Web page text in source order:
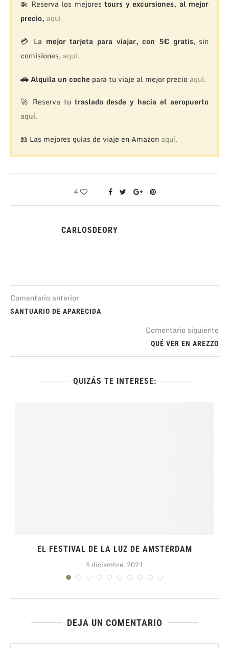
🚁 Reserva los mejorestours y excursiones, al mejor
precio, aquí
💳 La mejor tarjeta para viajar, con 5€ gratis, sin
comisiones, aquí.
🚗Alquila un coche para tu viaje al mejor precio aquí.
🚀 Reserva tu traslado desde y hacia el aeropuerto
aquí.
📖 Las mejores guías de viaje en Amazon aquí.
4
CARLOSDEORY
Comentario anterior
SANTUARIO DE APARECIDA
Comentario siguiente
QUÉ VER EN AREZZO
QUIZÁS TE INTERESE:
EL FESTIVAL DE LA LUZ DE AMSTERDAM
5 diciembre, 2021
DEJA UN COMENTARIO